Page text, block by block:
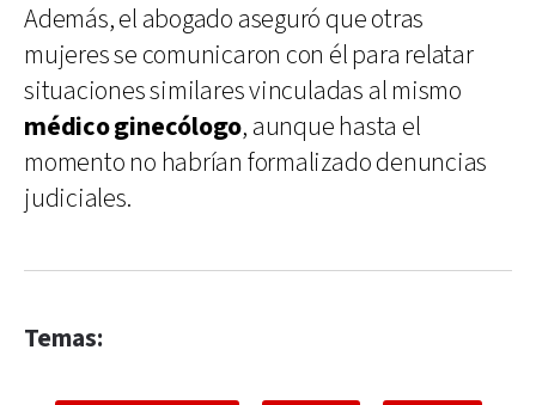
Además, el abogado aseguró que otras
mujeres se comunicaron con él para relatar
situaciones similares vinculadas al mismo
médico ginecólogo, aunque hasta el
momento no habrían formalizado denuncias
judiciales.
Temas: